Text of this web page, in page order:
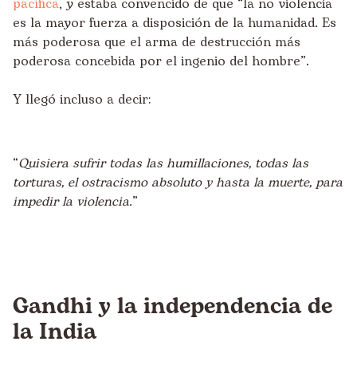
es la mayor fuerza a disposición de la humanidad. Es
más poderosa que el arma de destrucción más
poderosa concebida por el ingenio del hombre”.
Y llegó incluso a decir:
“Quisiera sufrir todas las humillaciones, todas las
torturas, el ostracismo absoluto y hasta la muerte, para
impedir la violencia.”
Gandhi y la independencia de
la India